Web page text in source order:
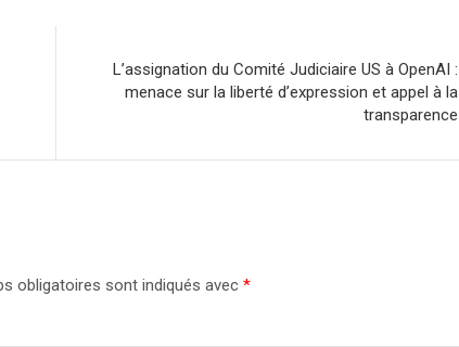
L’assignation du Comité Judiciaire US à OpenAI :
menace sur la liberté d’expression et appel à la
transparence
obligatoires sont indiqués avec *